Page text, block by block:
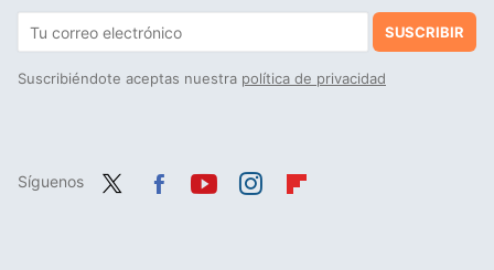
SUSCRIBIR
Suscribiéndote aceptas nuestra política de privacidad
Síguenos